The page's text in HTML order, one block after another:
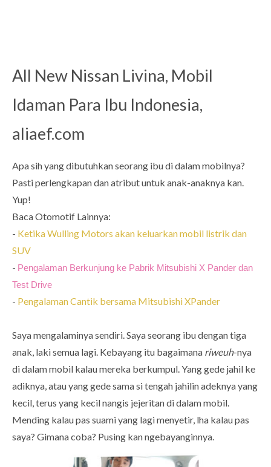
All New Nissan Livina, Mobil
Idaman Para Ibu Indonesia,
aliaef.com
Apa sih yang dibutuhkan seorang ibu di dalam mobilnya?
Pasti perlengkapan dan atribut untuk anak-anaknya kan.
Yup!
Baca Otomotif Lainnya:
- Ketika Wulling Motors akan keluarkan mobil listrik dan
SUV
- Pengalaman Berkunjung ke Pabrik Mitsubishi X Pander dan
Test Drive
- Pengalaman Cantik bersama Mitsubishi XPander
Saya mengalaminya sendiri. Saya seorang ibu dengan tiga
anak, laki semua lagi. Kebayang itu bagaimana riweuh-nya
di dalam mobil kalau mereka berkumpul. Yang gede jahil ke
adiknya, atau yang gede sama si tengah jahilin adeknya yang
kecil, terus yang kecil nangis jejeritan di dalam mobil.
Mending kalau pas suami yang lagi menyetir, lha kalau pas
saya? Gimana coba? Pusing kan ngebayanginnya.